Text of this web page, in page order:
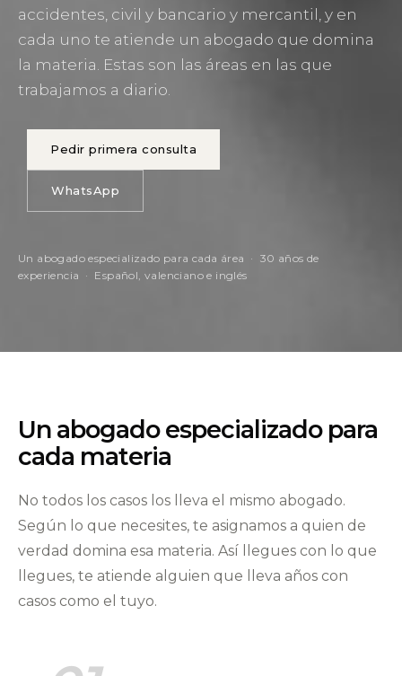
accidentes, civil y bancario y mercantil, y en
cada uno te atiende un abogado que domina
la materia. Estas son las áreas en las que
trabajamos a diario.
Pedir primera consulta
WhatsApp
Un abogado especializado para cada área · 30 años de
experiencia · Español, valenciano e inglés
Un abogado especializado para
cada materia
No todos los casos los lleva el mismo abogado.
Según lo que necesites, te asignamos a quien de
verdad domina esa materia. Así llegues con lo que
llegues, te atiende alguien que lleva años con
casos como el tuyo.